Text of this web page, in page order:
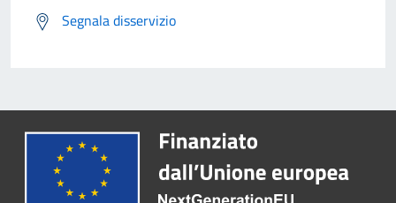
Segnala disservizio